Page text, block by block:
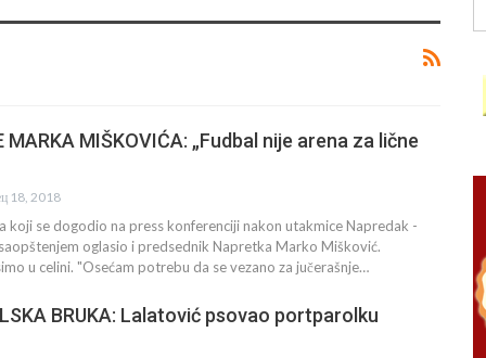
MARKA MIŠKOVIĆA: „Fudbal nije arena za lične
18, 2018
koji se dogodio na press konferenciji nakon utakmice Napredak -
oglasio i predsednik Napretka Marko Mišković.
u celini. "Osećam potrebu da se vezano za jučerašnje…
BRUKA: Lalatović psovao portparolku